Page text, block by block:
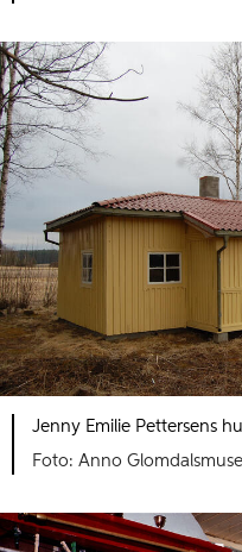
Jenny Emilie Pettersens
Foto: Anno